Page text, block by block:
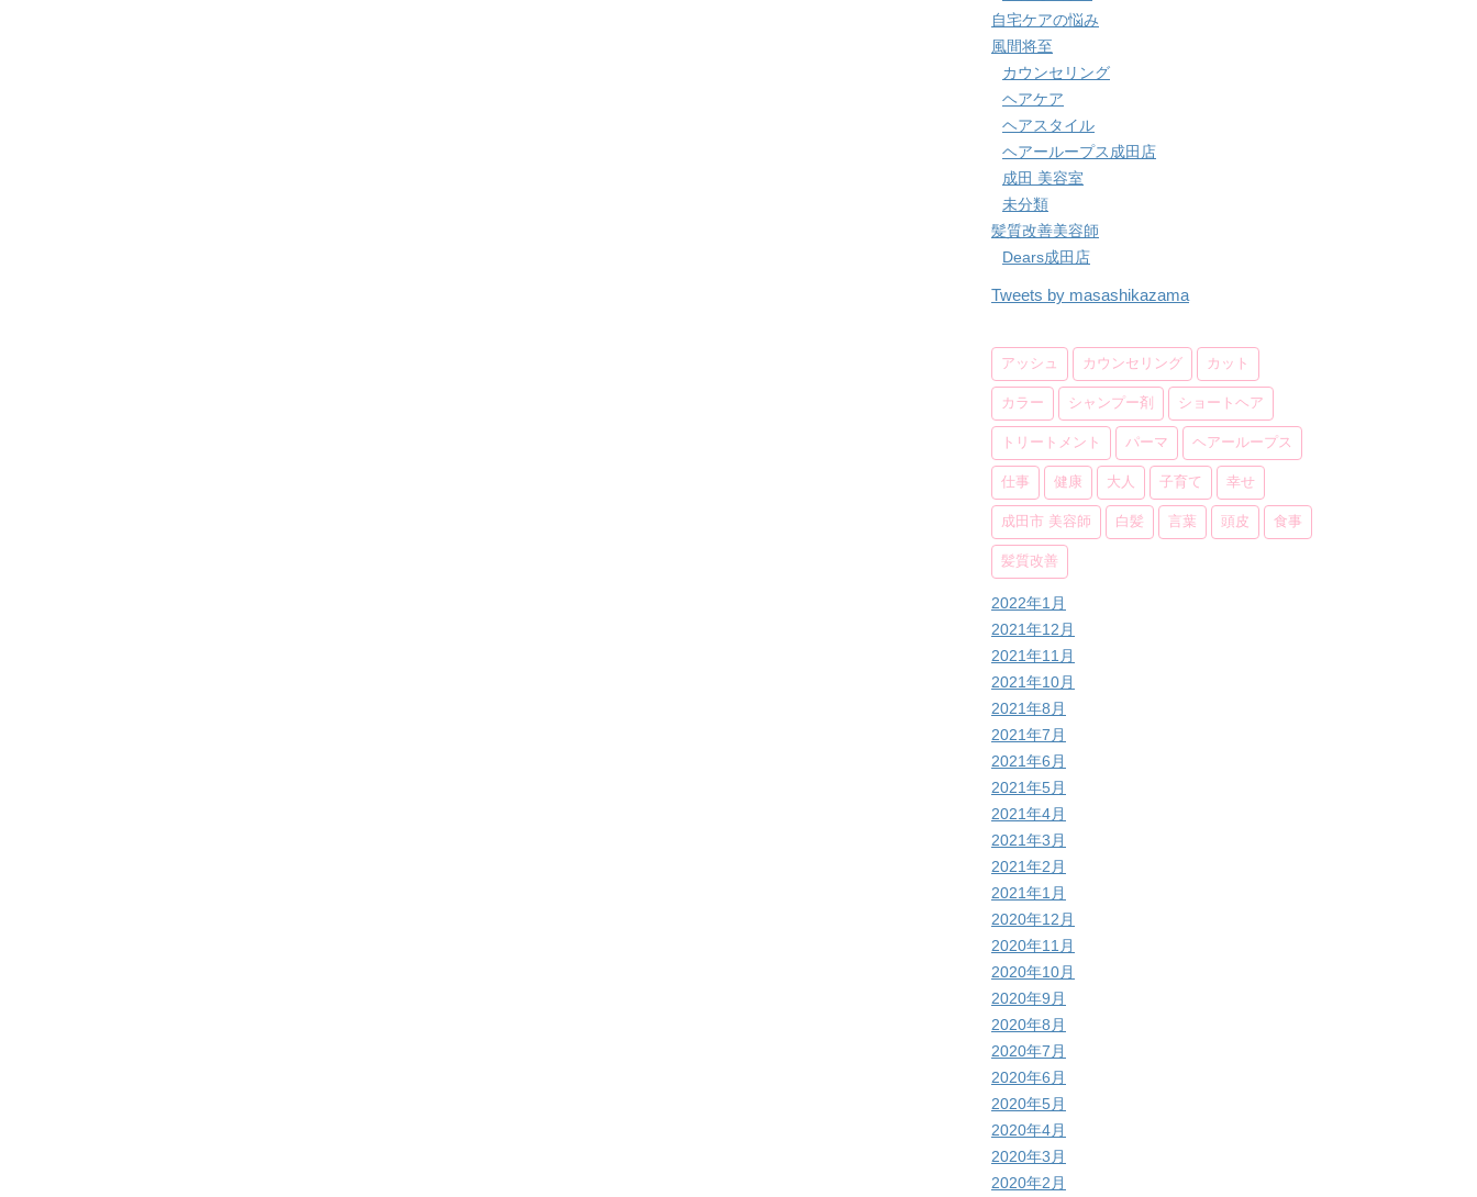
自宅ケアの悩み
風間将至
カウンセリング
ヘアケア
ヘアスタイル
ヘアーループス成田店
成田 美容室
未分類
髪質改善美容師
Dears成田店
Tweets by masashikazama
アッシュ カウンセリング カット
カラー シャンプー剤 ショートヘア
トリートメント パーマ ヘアーループス
仕事 健康 大人 子育て 幸せ
成田市 美容師 白髪 言葉 頭皮 食事
髪質改善
2022年1月
2021年12月
2021年11月
2021年10月
2021年8月
2021年7月
2021年6月
2021年5月
2021年4月
2021年3月
2021年2月
2021年1月
2020年12月
2020年11月
2020年10月
2020年9月
2020年8月
2020年7月
2020年6月
2020年5月
2020年4月
2020年3月
2020年2月